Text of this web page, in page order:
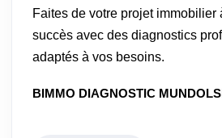
Faites de votre projet immobilier
succès avec des diagnostics
adaptés à vos besoins.
BIMMO DIAGNOSTIC